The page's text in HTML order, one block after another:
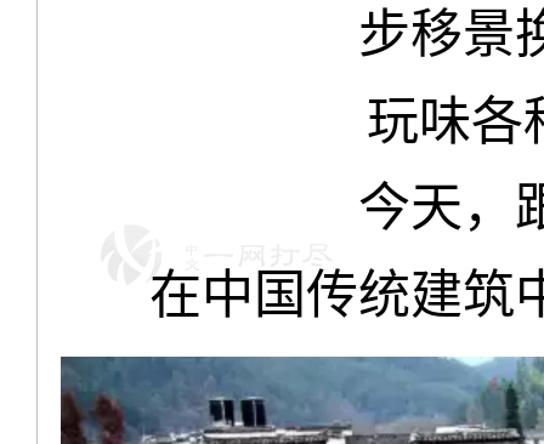
步移景
玩味各
今天，
在中国传统建筑